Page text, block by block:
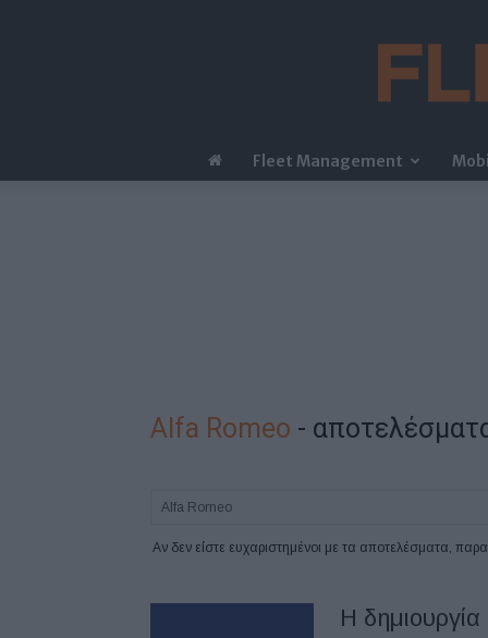
Fleet Management
Alfa Romeo -
Αν δεν είστε ευχαριστημένοι με τα αποτελέσματα,
Η δημιουργία